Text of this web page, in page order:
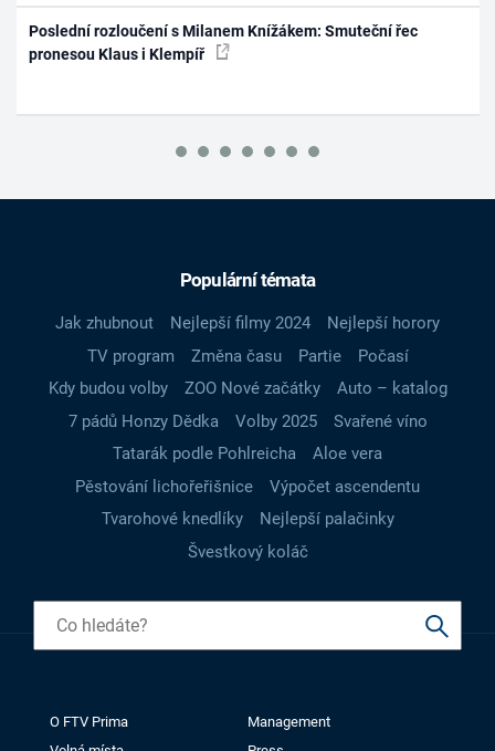
Poslední rozloučení s Milanem Knížákem: Smuteční řec
pronesou Klaus i Klempíř
Populární témata
Jak zhubnout Nejlepší filmy 2024
Nejlepší horory
TV program
Změna času Partie
Počasí
Kdy budou volby
ZOO Nové začátky
Auto – katalog
7 pádů Honzy Dědka
Volby 2025
Svařené víno
Tatarák podle Pohlreicha
Aloe vera
Pěstování lichořeřišnice
Výpočet ascendentu
Tvarohové knedlíky
Nejlepší palačinky
Švestkový koláč
O FTV Prima
Management